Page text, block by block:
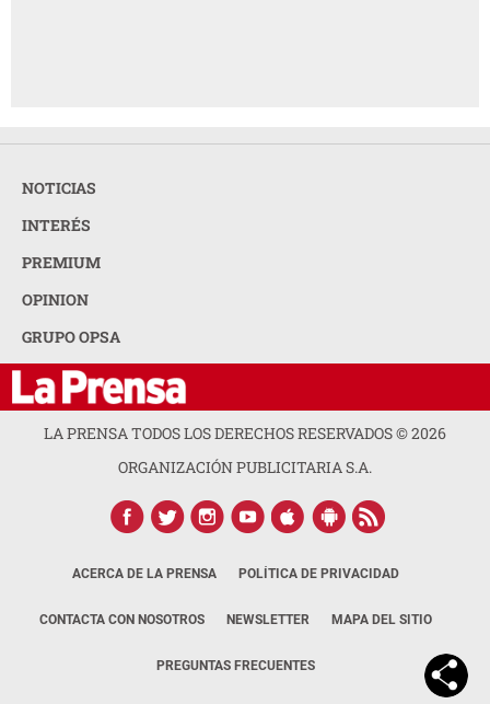
NOTICIAS
INTERÉS
PREMIUM
OPINION
GRUPO OPSA
LA PRENSA TODOS LOS DERECHOS RESERVADOS ©2026
ORGANIZACIÓN PUBLICITARIA S.A.
ACERCA DE LA PRENSA POLÍTICA DE PRIVACIDAD
CONTACTA CON NOSOTROS NEWSLETTER MAPA DEL SITIO
PREGUNTAS FRECUENTES